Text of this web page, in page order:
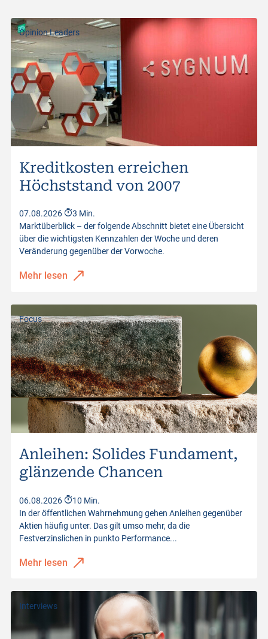
Handelwährung
Strike-Level
Kurswerte vom 07.08.2026 09:16:01
Opinion Leaders
Kreditkosten erreichen
Höchststand von 2007
07.08.2026
3 Min.
Marktüberblick – der folgende Abschnitt bietet eine Übersicht
über die wichtigsten Kennzahlen der Woche und deren
Veränderung gegenüber der Vorwoche.
Mehr lesen
Focus
Anleihen: Solides Fundament,
glänzende Chancen
06.08.2026
10 Min.
In der öffentlichen Wahrnehmung gehen Anleihen gegenüber
Aktien häufig unter. Das gilt umso mehr, da die
Festverzinslichen in punkto Performance...
Mehr lesen
Interviews